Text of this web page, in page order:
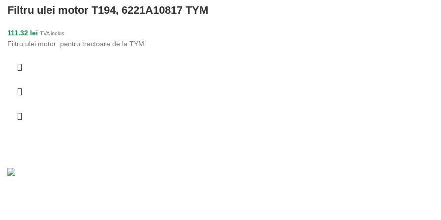
Filtru ulei motor T194, 6221A10817 TYM
111.32 lei TVA inclus
Filtru ulei motor pentru tractoare de la TYM